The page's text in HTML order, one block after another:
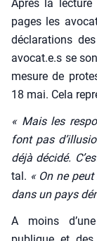
Après la lec­ture
pages les
décla­ra­tions
avocat.e.s se
mesure de
18 mai. Cela
« Mais les
font pas
déjà déci­dé.
tal. « On ne
dans un pays
A moins